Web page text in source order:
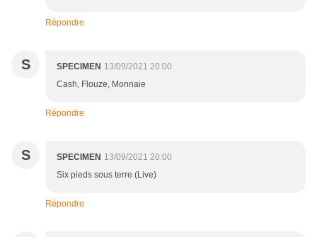
Répondre
S SPECIMEN 13/09/2021 20:00
Cash, Flouze, Monnaie
Répondre
S SPECIMEN 13/09/2021 20:00
Six pieds sous terre (Live)
Répondre